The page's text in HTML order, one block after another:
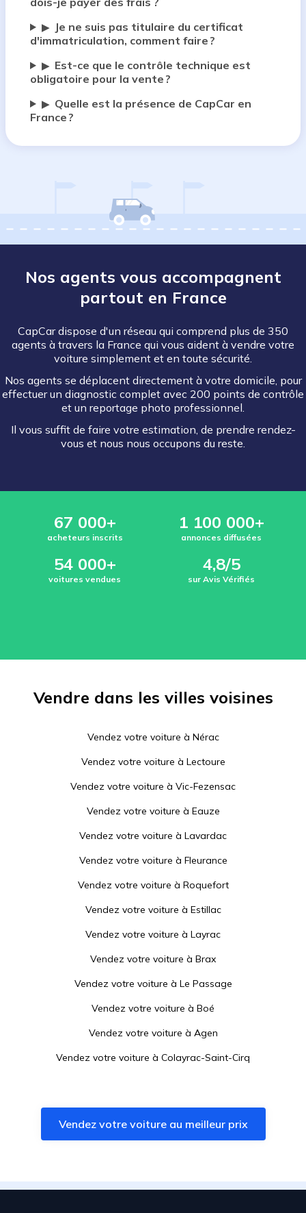
▶
Je ne suis pas titulaire du certificat
d'immatriculation, comment faire ?
▶ Est-ce que le contrôle technique est
obligatoire pour la vente ?
▶ Quelle est la présence de CapCar en
France ?
Nos agents vous accompagnent
partout en France
CapCar dispose d'un réseau qui comprend plus de 350
agents à travers la France qui vous aident à vendre votre
voiture simplement et en toute sécurité.
Nos agents se déplacent directement à votre domicile, pour
effectuer un diagnostic complet avec 200 points de contrôle
et un reportage photo professionnel.
Il vous suffit de faire votre estimation, de prendre rendez-
vous et nous nous occupons du reste.
67 000+
acheteurs inscrits
1 100 000+
annonces diffusées
54 000+
voitures vendues
4,8/5
sur Avis Vérifiés
Vendre dans les villes voisines
Vendez votre voiture à Nérac
Vendez votre voiture à Lectoure
Vendez votre voiture à Vic-Fezensac
Vendez votre voiture à Eauze
Vendez votre voiture à Lavardac
Vendez votre voiture à Fleurance
Vendez votre voiture à Roquefort
Vendez votre voiture à Estillac
Vendez votre voiture à Layrac
Vendez votre voiture à Brax
Vendez votre voiture à Le Passage
Vendez votre voiture à Boé
Vendez votre voiture à Agen
Vendez votre voiture à Colayrac-Saint-Cirq
Vendez votre voiture àBon-Encontre
Vendez votre voiture àAiguillon
Vendez votre voiture au meilleur prix